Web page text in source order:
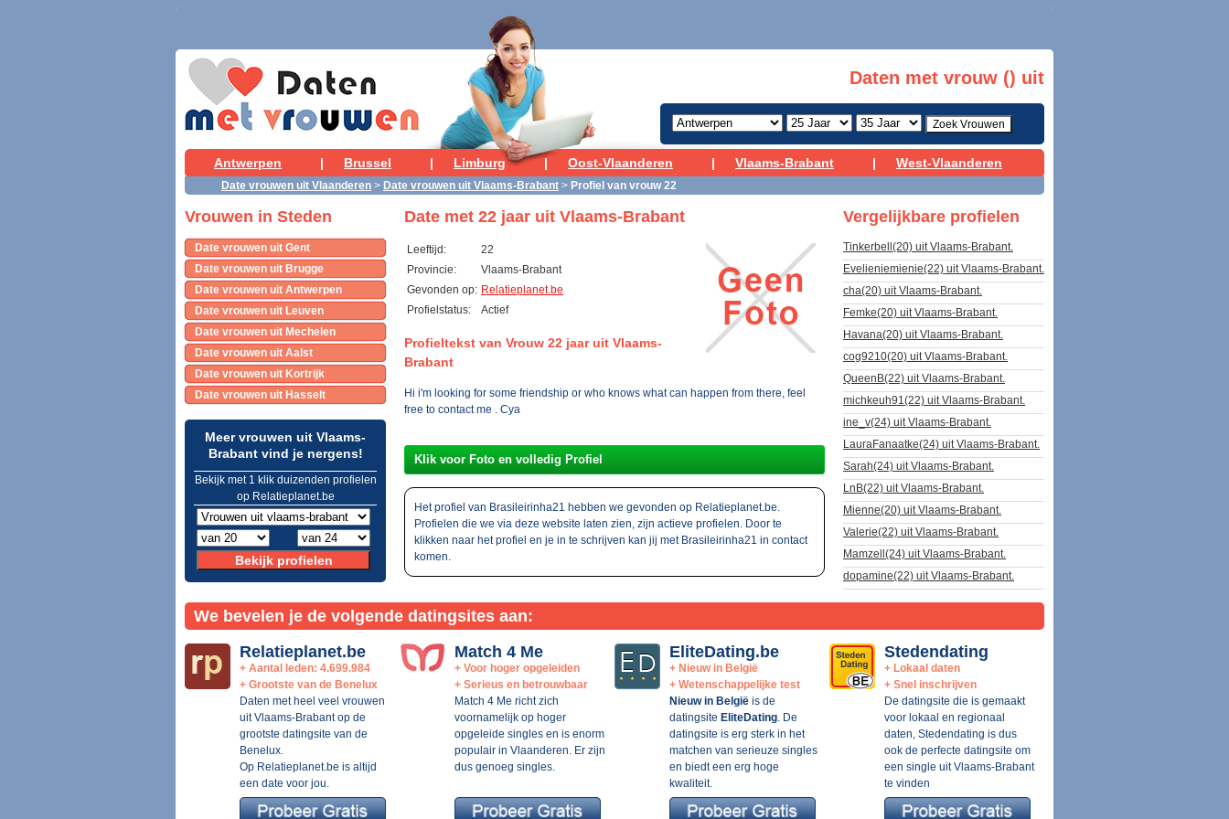
Daten met vrouw () uit
Antwerpen | Brussel | Limburg | Oost-Vlaanderen | Vlaams-Brabant | West-Vlaanderen
Date vrouwen uit Vlaanderen > Date vrouwen uit Vlaams-Brabant > Profiel van vrouw 22
Vrouwen in Steden
Date vrouwen uit Gent
Date vrouwen uit Brugge
Date vrouwen uit Antwerpen
Date vrouwen uit Leuven
Date vrouwen uit Mechelen
Date vrouwen uit Aalst
Date vrouwen uit Kortrijk
Date vrouwen uit Hasselt
Meer vrouwen uit Vlaams-
Brabant vind je nergens!
Bekijk met 1 klik duizenden profielen
op Relatieplanet.be
Date met 22 jaar uit Vlaams-Brabant
Leeftijd:
22
Provincie:
Vlaams-Brabant
Gevonden op: Relatieplanet.be
Profielstatus:
Actief
Profieltekst van Vrouw 22 jaar uit Vlaams-
Brabant
Hi i'm looking for some friendship or who knows what can happen from there, feel
free to contact me . Cya
Klik voor Foto en volledig Profiel
Het profiel van Brasileirinha21 hebben we gevonden op Relatieplanet.be.
Profielen die we via deze website laten zien, zijn actieve profielen. Door te
klikken naar het profiel en je in te schrijven kan jij met Brasileirinha21 in contact
komen.
Vergelijkbare profielen
Tinkerbell(20) uit Vlaams-Brabant.
Evelieniemienie(22) uit Vlaams-Brabant.
cha(20) uit Vlaams-Brabant.
Femke(20) uit Vlaams-Brabant.
Havana(20) uit Vlaams-Brabant.
cog9210(20) uit Vlaams-Brabant.
QueenB(22) uit Vlaams-Brabant.
michkeuh91(22) uit Vlaams-Brabant.
ine_v(24) uit Vlaams-Brabant.
LauraFanaatke(24) uit Vlaams-Brabant.
Sarah(24) uit Vlaams-Brabant.
LnB(22) uit Vlaams-Brabant.
Mienne(20) uit Vlaams-Brabant.
Valerie(22) uit Vlaams-Brabant.
Mamzell(24) uit Vlaams-Brabant.
dopamine(22) uit Vlaams-Brabant.
We bevelen je de volgende datingsites aan:
Relatieplanet.be
+ Aantal leden: 4.699.984
+ Grootste van de Benelux
Daten met heel veel vrouwen
uit Vlaams-Brabant op de
grootste datingsite van de
Benelux.
Op Relatieplanet.be is altijd
een date voor jou.
Match 4 Me
+ Voor hoger opgeleiden
+ Serieus en betrouwbaar
Match 4 Me richt zich
voornamelijk op hoger
opgeleide singles en is enorm
populair in Vlaanderen. Er zijn
dus genoeg singles.
EliteDating.be
+ Nieuw in België
+ Wetenschappelijke test
Nieuw in België is de
datingsite EliteDating. De
datingsite is erg sterk in het
matchen van serieuze singles
en biedt een erg hoge
kwaliteit.
Stedendating
+ Lokaal daten
+ Snel inschrijven
De datingsite die is gemaakt
voor lokaal en regionaal
daten, Stedendating is dus
ook de perfecte datingsite om
een single uit Vlaams-Brabant
te vinden